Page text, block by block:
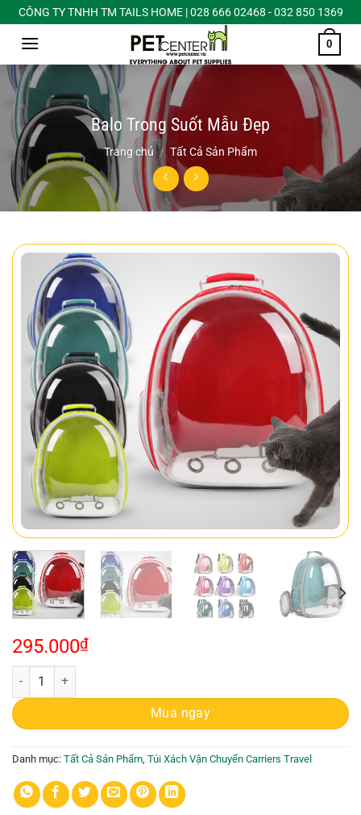
Chuyển
đến
dung
CÔNG TY TNHH TM TAILS HOME | 028 666 02468 - 032 850 1369
0
Balo Trong Suốt Mẫu Đẹp
Trang chủ / Tất Cả Sản Phẩm
295.000₫
Balo Trong Suốt Mẫu Đẹp số lượng
Mua ngay
Danh mục: Tất Cả Sản Phẩm Túi Xách Vận Chuyển Carriers Travel